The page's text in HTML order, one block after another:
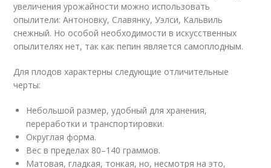
увеличения урожайности можно использовать
опылители: Антоновку, Славянку, Уэлси, Кальвиль
снежный. Но особой необходимости в искусственных
опылителях нет, так как пепин является самоплодным.
Для плодов характерны следующие отличительные
черты:
Небольшой размер, удобный для хранения,
переработки и транспортировки.
Округлая форма.
Вес в пределах 80–140 граммов.
Матовая, гладкая, тонкая, но, несмотря на это,